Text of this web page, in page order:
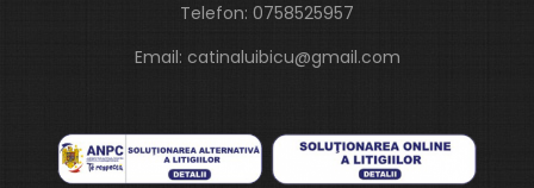
Telefon: 0758525957
Email: catinaluibicu@gmail.com